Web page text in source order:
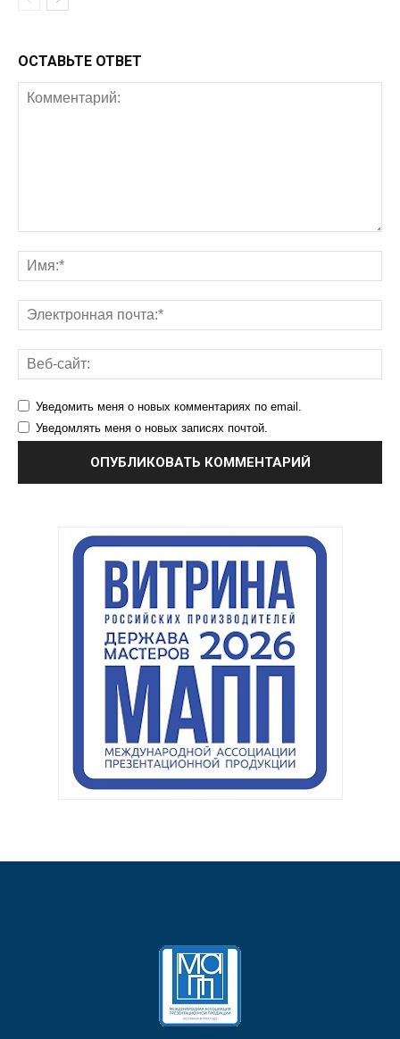
ОСТАВЬТЕ ОТВЕТ
Уведомить меня о новых комментариях по email.
Уведомлять меня о новых записях почтой.